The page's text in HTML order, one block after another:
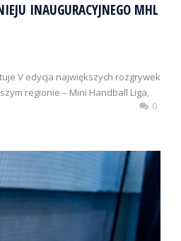
INAUGURACYJNEGO MHL
V edycja największych rozgrywek
regionie – Mini Handball Liga,
0